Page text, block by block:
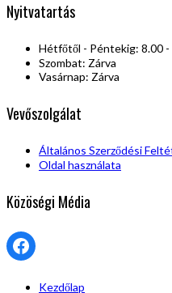
Nyitvatartás
Hétfőtől - Péntekig: 8.00 -
Szombat: Zárva
Vasárnap: Zárva
Vevőszolgálat
Általános Szerződési
Oldal használata
Közöségi Média
Facebook
Kezdőlap